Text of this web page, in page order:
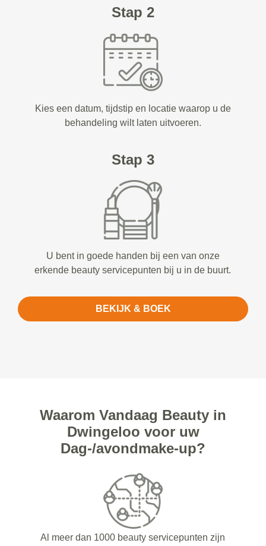
Stap 2
Kies een datum, tijdstip en locatie waarop u de
behandeling wilt laten uitvoeren.
Stap 3
U bent in goede handen bij een van onze
erkende beauty servicepunten bij u in de buurt.
BEKIJK & BOEK
Waarom Vandaag Beauty in
Dwingeloo voor uw
Dag-/avondmake-up?
Al meer dan 1000 beauty servicepunten zijn